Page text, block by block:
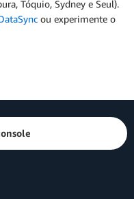
Tóquio, Sydney e Seul).
ou experimente o